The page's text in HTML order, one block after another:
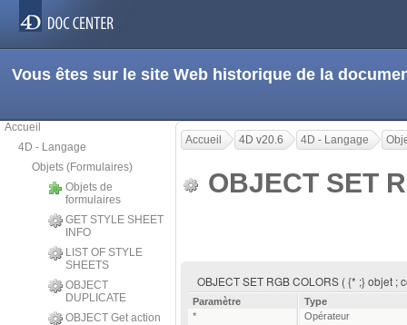
Vous êtes sur le site Web historique de la
Accueil
4D - Langage
Objets (Formulaires)
Objets de
formulaires
GET STYLE SHEET
INFO
LIST OF STYLE
SHEETS
OBJECT
DUPLICATE
OBJECT Get action
Accueil 4D v20.6 4D - Langage
OBJECT SET
OBJECT SET RGB COLORS ( {* ;} objet
Paramètre
Type
*
Opérateur